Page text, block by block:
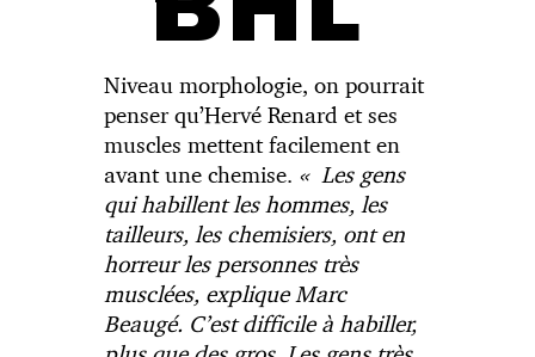
Niveau morphologie, on pourrait
penser qu’Hervé Renard et ses
muscles mettent facilement en
avant une chemise. « Les gens
qui habillent les hommes, les
tailleurs, les chemisiers, ont en
horreur les personnes très
musclées, explique Marc
Beaugé. C’est difficile à habiller,